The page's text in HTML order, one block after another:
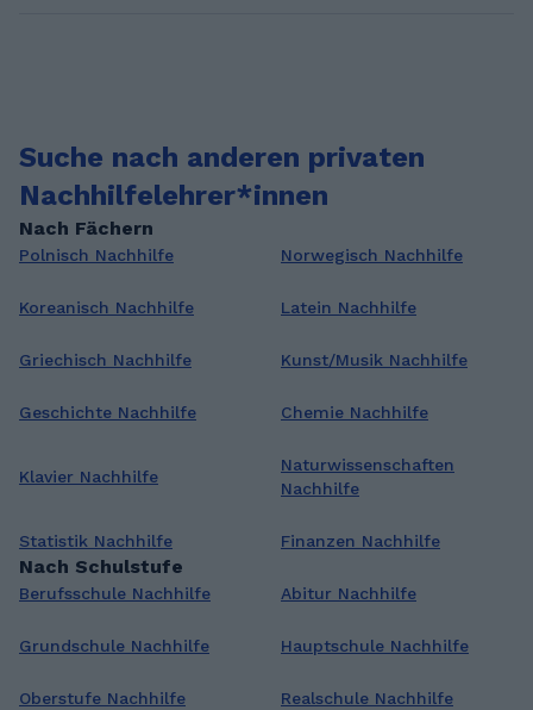
Schüler/Studenten zu unterstützen.
Suche nach anderen privaten
Nachhilfelehrer*innen
Nach Fächern
Polnisch Nachhilfe Norwegisch Nachhilfe
Koreanisch Nachhilfe Latein Nachhilfe
Griechisch Nachhilfe Kunst/Musik Nachhilfe
Geschichte Nachhilfe Chemie Nachhilfe
Klavier Nachhilfe
Naturwissenschaften
Nachhilfe
Statistik Nachhilfe Finanzen Nachhilfe
Nach Schulstufe
Berufsschule Nachhilfe Abitur Nachhilfe
Grundschule Nachhilfe Hauptschule Nachhilfe
Oberstufe Nachhilfe Realschule Nachhilfe